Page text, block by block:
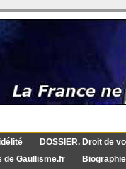
DOSSIER. Droit de
de Gaullisme.fr